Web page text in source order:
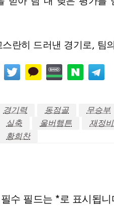
란히 드러낸 경기로, 팀
경기력 동점골 무승부
실축 울버햄튼 재정비
황희찬
필수 필드는 *로 표시됩니